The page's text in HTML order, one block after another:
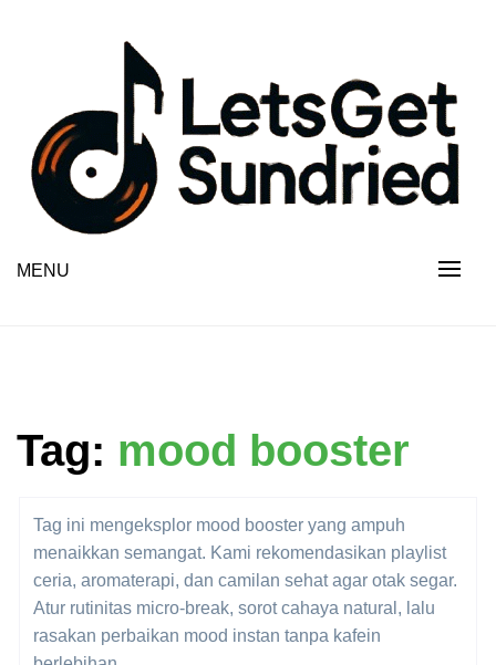
MENU
Tag: mood booster
Tag ini mengeksplor mood booster yang ampuh
menaikkan semangat. Kami rekomendasikan playlist
ceria, aromaterapi, dan camilan sehat agar otak segar.
Atur rutinitas micro-break, sorot cahaya natural, lalu
rasakan perbaikan mood instan tanpa kafein